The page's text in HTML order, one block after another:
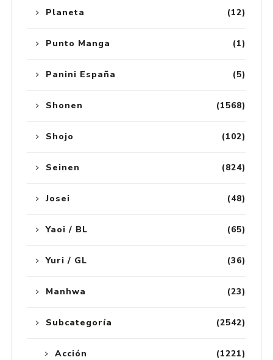
(12)
Planeta
(1)
Punto Manga
(5)
Panini España
(1568)
Shonen
(102)
Shojo
(824)
Seinen
(48)
Josei
(65)
Yaoi / BL
(36)
Yuri / GL
(23)
Manhwa
(2542)
Subcategoría
(1221)
Acción